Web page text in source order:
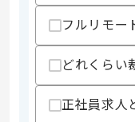
精算・お支払い
フルリモー
どれくらい
正社員求人